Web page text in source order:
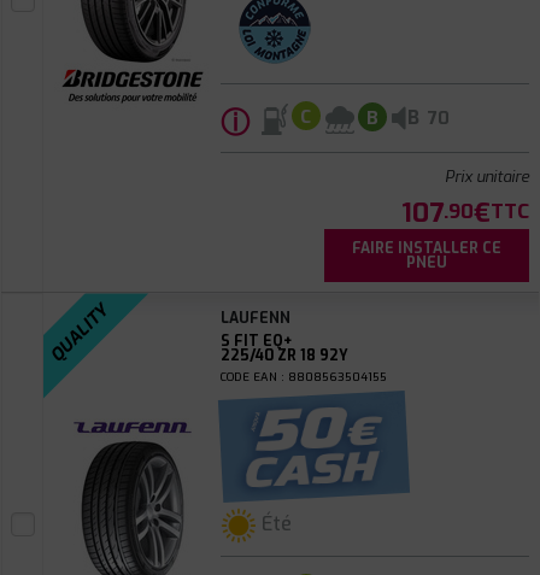
ⓘ C B B 70
Prix unitaire
107.90€TTC
FAIRE INSTALLER CE
PNEU
QUALITY
LAUFENN
S FIT EQ+
225/40 ZR 18 92Y
CODE EAN : 8808563504155
Été